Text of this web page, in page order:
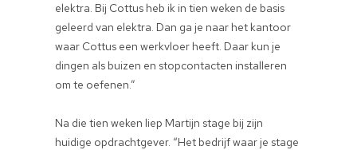
elektra. Bij Cottus heb ik in tien weken de basis
geleerd van elektra. Dan ga je naar het kantoor
waar Cottus een werkvloer heeft. Daar kun je
dingen als buizen en stopcontacten installeren
om te oefenen.”
Na die tien weken liep Martijn stage bij zijn
huidige opdrachtgever. “Het bedrijf waar je stage